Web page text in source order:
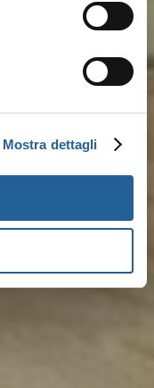
Mostra dettagli